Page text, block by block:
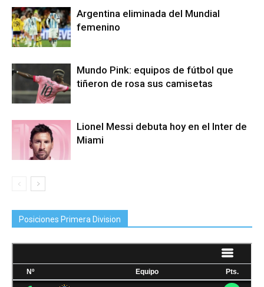
Argentina eliminada del Mundial
femenino
Mundo Pink: equipos de fútbol que
tiñeron de rosa sus camisetas
Lionel Messi debuta hoy en el Inter de
Miami
Posiciones Primera Division